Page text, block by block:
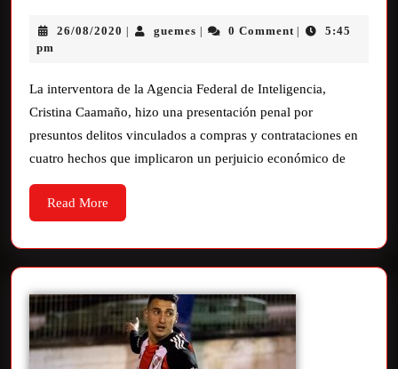
26/08/2020 | guemes | 0 Comment |
5:45
pm
La interventora de la Agencia Federal de Inteligencia,
Cristina Caamaño, hizo una presentación penal por
presuntos delitos vinculados a compras y contrataciones en
cuatro hechos que implicaron un perjuicio económico de
Read More